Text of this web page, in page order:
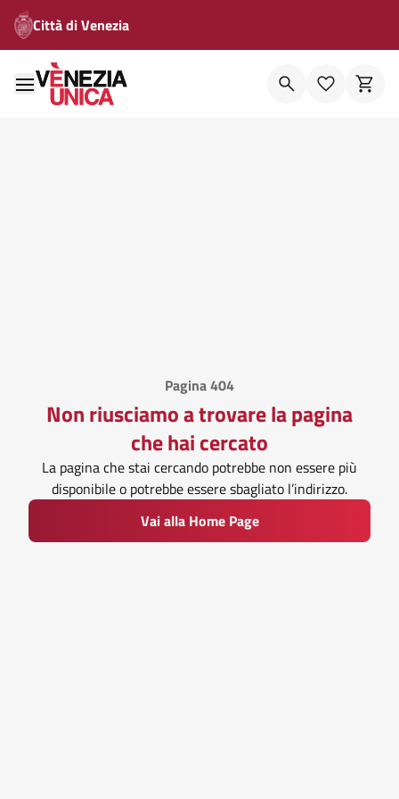
Città di Venezia
Pagina 404
Non riusciamo a trovare la pagina
che hai cercato
La pagina che stai cercando potrebbe non essere più
disponibile o potrebbe essere sbagliato l’indirizzo.
Vai alla Home Page